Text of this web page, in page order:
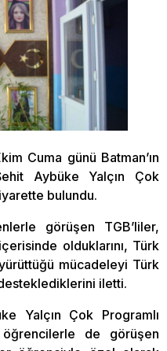
Cuma günü Batman’ın
Aybüke Yalçın Çok
bulundu.
görüşen TGB’liler,
olduklarını, Türk
mücadeleyi Türk
iletti.
Yalçın Çok Programlı
öğrencilerle de görüşen